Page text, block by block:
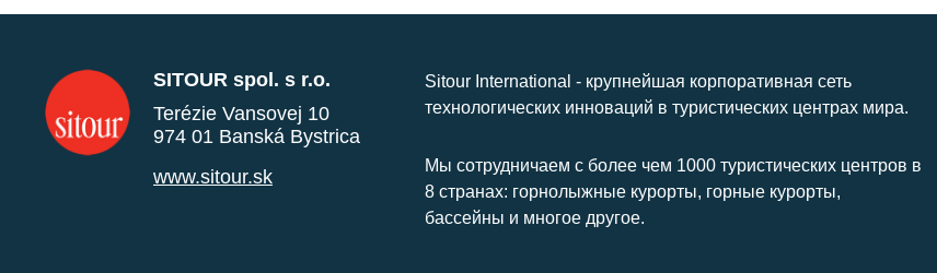
SITOUR spol. s r.o.
Terézie Vansovej 10
974 01 Banská Bystrica
www.sitour.sk
Sitour International - крупнейшая корпоративная сеть
технологических инноваций в туристических центрах мира.
Мы сотрудничаем с более чем 1000 туристических центров в
8 странах: горнолыжные курорты, горные курорты,
бассейны и многое другое.